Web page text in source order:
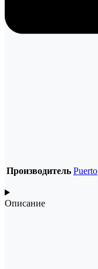
Производитель Puerto
Описание